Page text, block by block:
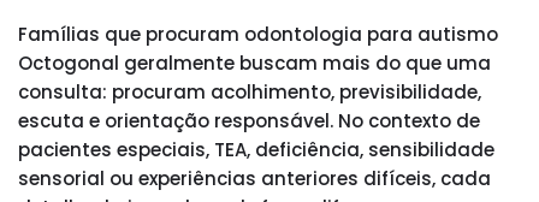
Famílias que procuram odontologia para autismo
Octogonal geralmente buscam mais do que uma
consulta: procuram acolhimento, previsibilidade,
escuta e orientação responsável. No contexto de
pacientes especiais, TEA, deficiência, sensibilidade
sensorial ou experiências anteriores difíceis, cada